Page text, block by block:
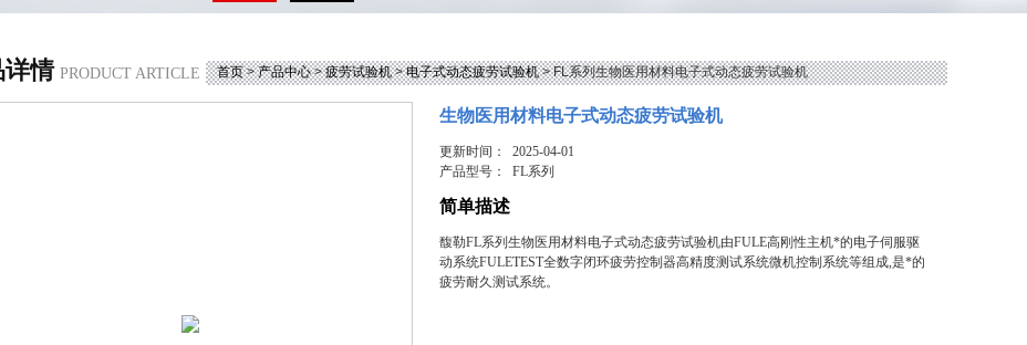
详情 PRODUCT ARTICLE 首页>产品中心>疲劳试验机>电子式动态疲劳试验机> FL系列生物医用材料电子式动态疲劳试验机
生物医用材料电子式动态疲劳试验机
更新时间： 2025-04-01
产品型号：FL系列
简单描述
馥勒FL系列生物医用材料电子式动态疲劳试验机由FULE高刚性主机*的电子伺服驱
动系统FULETEST全数字闭环疲劳控制器高精度测试系统微机控制系统等组成,是*的
疲劳耐久测试系统。